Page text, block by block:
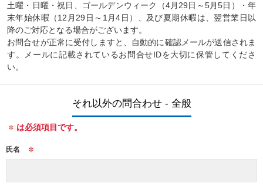
土曜・日曜・祝日、ゴールデンウィーク（4月29日～5月5日）・年
末年始休暇（12月29日～1月4日）、及び夏期休暇は、翌営業日以
降のご対応となる場合がございます。
お問合せが正常に受付しますと、自動的に確認メールが送信されま
す。メールに記載されているお問合せIDを大切に保管してくださ
い。
それ以外の問合わせ - 全般
は必須項目です。
氏名